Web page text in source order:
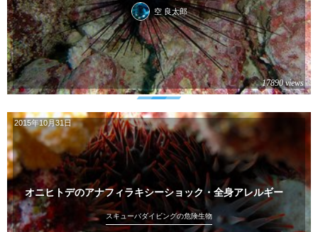
空 良太郎
17890 views
オニヒトデのアナフィラキシーショック・全身アレルギー
2015年10月31日
スキューバダイビングの危険生物